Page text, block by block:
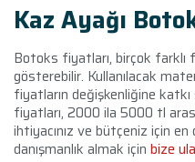
Kaz Ayağı
Botoks fiyatları, birçok farklı
gösterebilir. Kullanılacak
fiyatların değişkenliğine
fiyatları, 2000 ila 5000 tl
ihtiyacınız ve bütçeniz için
danışmanlık almak için bize